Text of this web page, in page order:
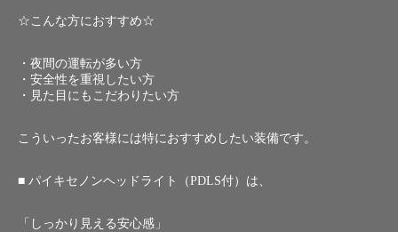
☆こんな方におすすめ☆
・夜間の運転が多い方
・安全性を重視したい方
・見た目にもこだわりたい方
こういったお客様には特におすすめしたい装備です。
■ パイキセノンヘッドライト（PDLS付）は、
「しっかり見える安心感」